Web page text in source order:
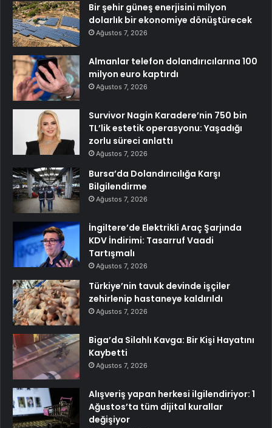
Bir şehir güneş enerjisini milyon
dolarlık bir ekonomiye dönüştürecek
Ağustos 7, 2026
Almanlar telefon dolandırıcılarına 100
milyon euro kaptırdı
Ağustos 7, 2026
Survivor Nagin Karadere’nin 750 bin
TL’lik estetik operasyonu: Yaşadığı
zorlu süreci anlattı
Ağustos 7, 2026
Bursa’da Dolandırıcılığa Karşı
Bilgilendirme
Ağustos 7, 2026
İngiltere’de Elektrikli Araç Şarjında
KDV İndirimi: Tasarruf Vaadi
Tartışmalı
Ağustos 7, 2026
Türkiye’nin tavuk devinde işçiler
zehirlenip hastaneye kaldırıldı
Ağustos 7, 2026
Biga’da Silahlı Kavga: Bir Kişi Hayatını
Kaybetti
Ağustos 7, 2026
Alışveriş yapan herkesi ilgilendiriyor: 1
Ağustos’ta tüm dijital kurallar
değişiyor